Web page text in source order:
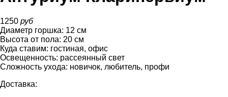
1250 руб
Диаметр горшка: 12 см
Высота от пола: 20 см
Куда ставим: гостиная, офис
Освещенность: рассеянный свет
Сложность ухода: новичок, любитель, профи
Доставка: